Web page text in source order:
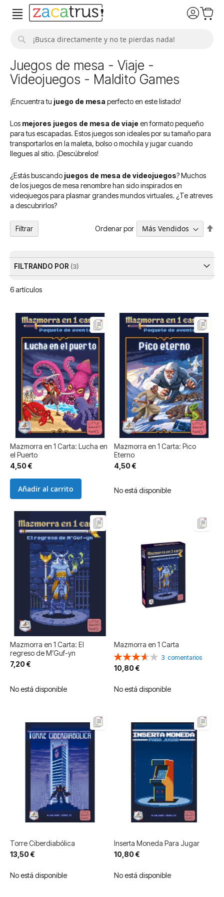
Juegos de mesa - Viaje -
Videojuegos - Maldito Games
¡Encuentra tu juego de mesa perfecto en este listado!
Los mejores juegos de mesa de viaje en formato pequeño
para tus escapadas. Estos juegos son ideales por su tamaño para
transportarlos en la maleta, bolso o mochila y jugar cuando
llegues al sitio. ¡Descúbrelos!
¿Estás buscando juegos de mesa de videojuegos? Muchos
de los juegos de mesa renombre han sido inspirados en
videojuegos para plasmar grandes mundos virtuales. ¿Te atreves
a descubrirlos?
6artículos
Ordenar por
Mazmorra en 1 Carta: Lucha en
el Puerto
4,50 €
Añadir al carrito
Mazmorra en 1 Carta: Pico
Eterno
4,50 €
No está disponible
Mazmorra en 1 Carta: El
regreso de M’Guf-yn
7,20 €
No está disponible
Mazmorra en 1 Carta
Valoración:
73%
3 comentarios
10,80 €
No está disponible
Torre Ciberdiabólica
13,50 €
No está disponible
Inserta Moneda Para Jugar
10,80 €
No está disponible
Filtrar
FILTRANDO POR